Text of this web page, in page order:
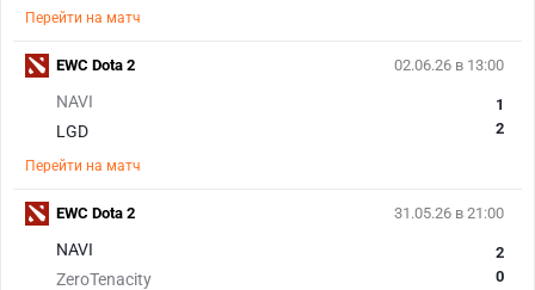
Перейти на матч
02.06.26 в 13:00
NAVI
LGD
1
2
Перейти на матч
EWC Dota 2
31.05.26 в 21:00
NAVI
ZeroTenacity
2
0
EWC Dota 2